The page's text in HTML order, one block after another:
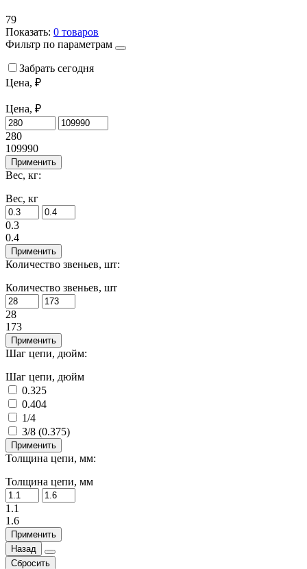
79
Показать: 0 товаров
Фильтр по параметрам
Забрать сегодня
Цена, ₽
Цена, ₽
280
109990
Применить
Вес, кг:
Вес, кг
0.3
0.4
Применить
Количество звеньев, шт:
Количество звеньев, шт
28
173
Применить
Шаг цепи, дюйм:
Шаг цепи, дюйм
0.325
0.404
1/4
3/8 (0.375)
Применить
Толщина цепи, мм:
Толщина цепи, мм
1.1
1.6
Применить
Назад
Сбросить